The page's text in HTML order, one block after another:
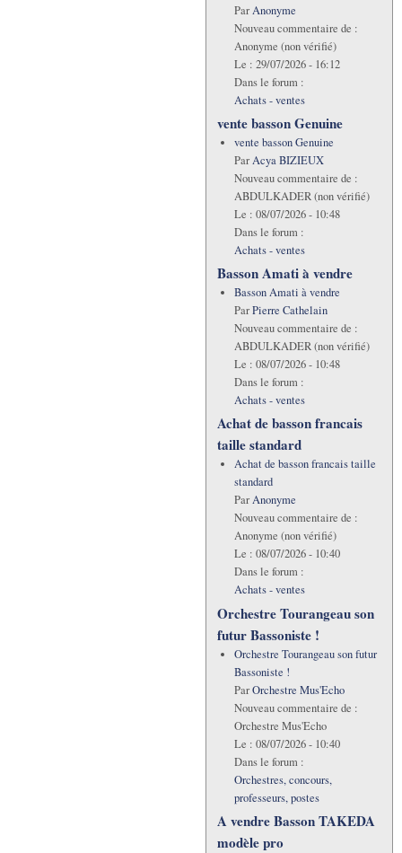
ParAnonyme
Nouveau commentaire de :
Anonyme (non vérifié)
Le : 29/07/2026 - 16:12
Dans le forum :
Achats - ventes
vente basson Genuine
vente basson Genuine
ParAcya BIZIEUX
Nouveau commentaire de :
ABDULKADER (non vérifié)
Le : 08/07/2026 - 10:48
Dans le forum :
Achats - ventes
Basson Amati à vendre
Basson Amati à vendre
ParPierre Cathelain
Nouveau commentaire de :
ABDULKADER (non vérifié)
Le : 08/07/2026 - 10:48
Dans le forum :
Achats - ventes
Achat de basson francais
taille standard
Achat de basson francais taille
standard
ParAnonyme
Nouveau commentaire de :
Anonyme (non vérifié)
Le : 08/07/2026 - 10:40
Dans le forum :
Achats - ventes
Orchestre Tourangeau son
futur Bassoniste !
Orchestre Tourangeau son futur
Bassoniste !
ParOrchestre Mus'Echo
Nouveau commentaire de :
Orchestre Mus'Echo
Le : 08/07/2026 - 10:40
Dans le forum :
Orchestres, concours,
professeurs, postes
A vendre Basson TAKEDA
modèle pro